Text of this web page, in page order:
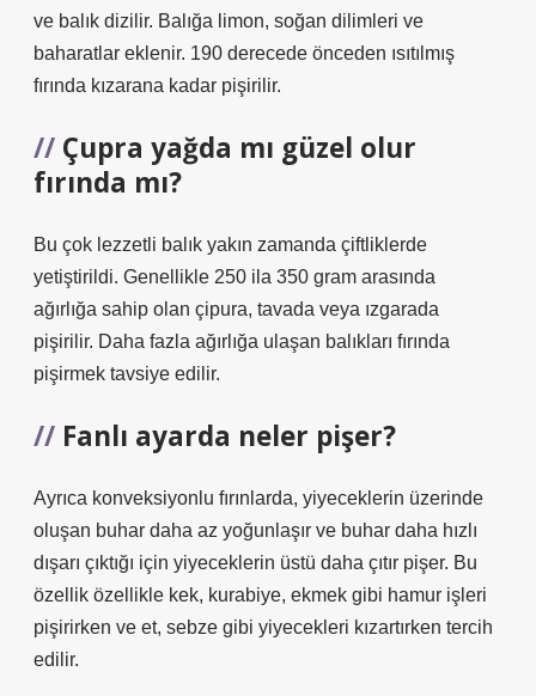
ve balık dizilir. Balığa limon, soğan dilimleri ve
baharatlar eklenir. 190 derecede önceden ısıtılmış
fırında kızarana kadar pişirilir.
Çupra yağda mı güzel olur
fırında mı?
Bu çok lezzetli balık yakın zamanda çiftliklerde
yetiştirildi. Genellikle 250 ila 350 gram arasında
ağırlığa sahip olan çipura, tavada veya ızgarada
pişirilir. Daha fazla ağırlığa ulaşan balıkları fırında
pişirmek tavsiye edilir.
Fanlı ayarda neler pişer?
Ayrıca konveksiyonlu fırınlarda, yiyeceklerin üzerinde
oluşan buhar daha az yoğunlaşır ve buhar daha hızlı
dışarı çıktığı için yiyeceklerin üstü daha çıtır pişer. Bu
özellik özellikle kek, kurabiye, ekmek gibi hamur işleri
pişirirken ve et, sebze gibi yiyecekleri kızartırken tercih
edilir.